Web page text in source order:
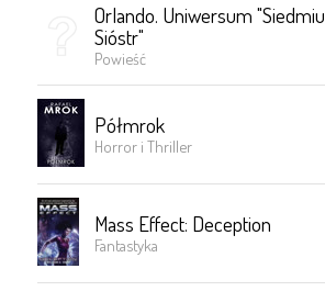
Orlando. Uniwersum "Siedmiu
Sióstr"
Powieść
Półmrok
Horror i Thriller
Mass Effect: Deception
Fantastyka